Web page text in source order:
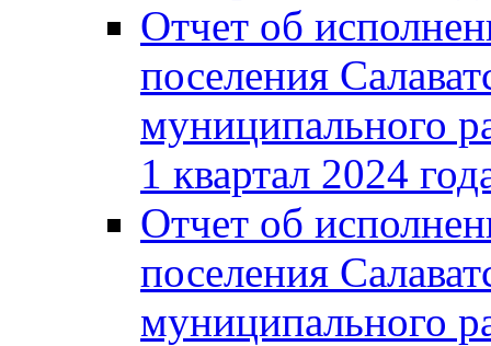
Отчет об
поселения
муниципального
1 квартал 2024
Отчет об
поселения
муниципального